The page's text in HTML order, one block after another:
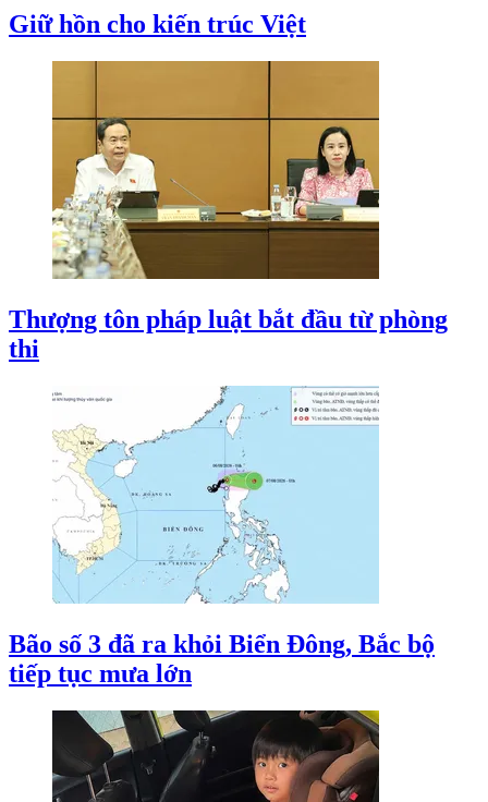
Giữ hồn cho kiến trúc Việt
Thượng tôn pháp luật bắt đầu từ phòng
thi
Bão số 3 đã ra khỏi Biển Đông, Bắc bộ
tiếp tục mưa lớn